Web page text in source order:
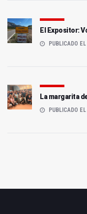
El Expositor:
PUBLICADO
La margarita
PUBLICADO